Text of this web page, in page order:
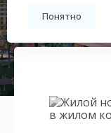
Понятно
Вернуться